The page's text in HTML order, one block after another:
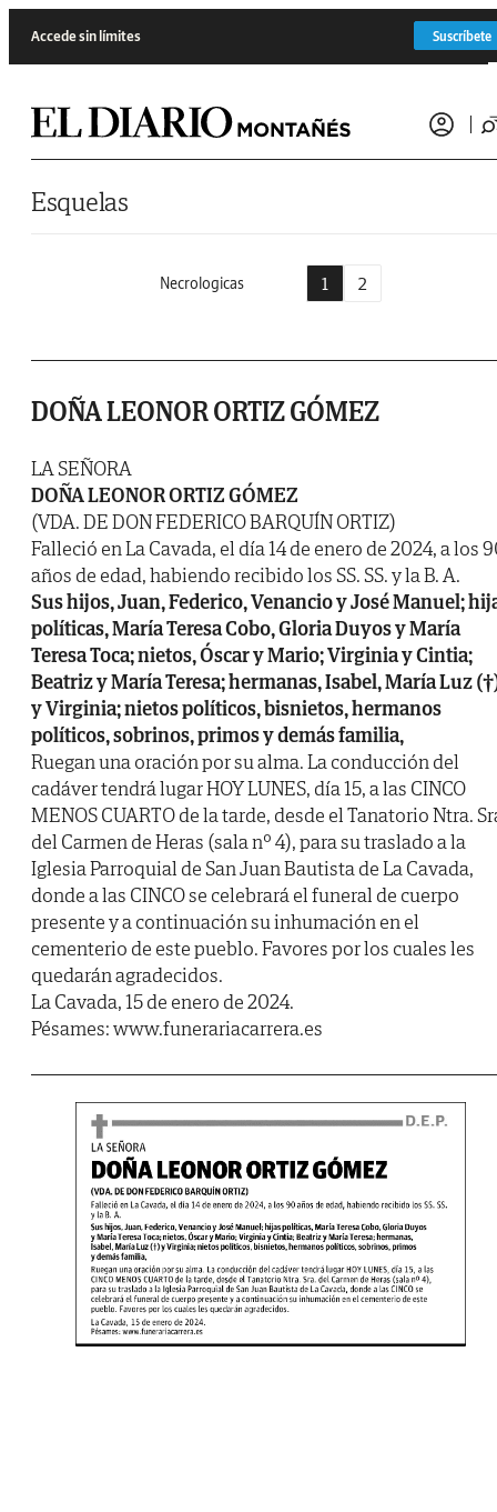
Accede sin límites Suscríbete
Esquelas
Necrologicas 1 2
DOÑA LEONOR ORTIZ GÓMEZ
LA SEÑORA
DOÑA LEONOR ORTIZ GÓMEZ
(VDA. DE DON FEDERICO BARQUÍN ORTIZ)
Falleció en La Cavada, el día 14 de enero de 2024, a los
años de edad, habiendo recibido los SS. SS. y la B. A.
Sus hijos, Juan, Federico, Venancio y José Manuel;
políticas, María Teresa Cobo, Gloria Duyos y María
Teresa Toca; nietos, Óscar y Mario; Virginia y Cintia;
Beatriz y María Teresa; hermanas, Isabel, María Luz
y Virginia; nietos políticos, bisnietos, hermanos
políticos, sobrinos, primos y demás familia,
Ruegan una oración por su alma. La conducción del
cadáver tendrá lugar HOY LUNES, día 15, a las CINCO
MENOS CUARTO de la tarde, desde el Tanatorio Ntra.
del Carmen de Heras (sala nº 4), para su traslado a la
Iglesia Parroquial de San Juan Bautista de La Cavada,
donde a las CINCO se celebrará el funeral de cuerpo
presente y a continuación su inhumación en el
cementerio de este pueblo. Favores por los cuales les
quedarán agradecidos.
La Cavada, 15 de enero de 2024.
Pésames: www.funerariacarrera.es